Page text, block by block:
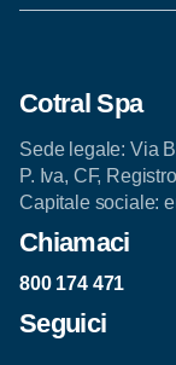
Cotral Spa
Sede legale: Via
P. Iva, CF,
Capitale sociale:
Chiamaci
800 174 471
Seguici